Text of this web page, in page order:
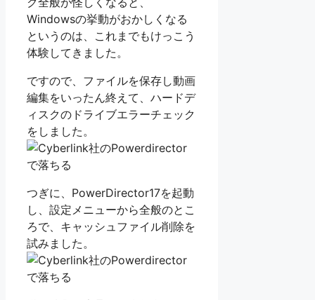
Windowsの挙動がおかしくなる
というのは、これまでもけっこう
体験してきました。
ですので、ファイルを保存し動画
編集をいったん終えて、ハードデ
ィスクのドライブエラーチェック
をしました。
つぎに、PowerDirector17を起動
し、設定メニューから全般のとこ
ろで、キャッシュファイル削除を
試みました。